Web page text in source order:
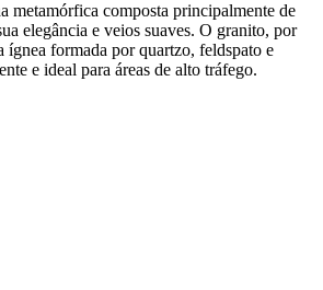
metamórfica composta principalmente de
elegância e veios suaves. O granito, por
ígnea formada por quartzo, feldspato e
e ideal para áreas de alto tráfego.